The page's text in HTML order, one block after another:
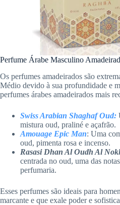
Perfume Árabe Masculino
Os perfumes amadeirados são
Médio devido à sua profundidade e
perfumes árabes amadeirados mais
Swiss Arabian Shaghaf Oud:
mistura oud, praliné e açafrão.
Amouage Epic Man: Uma
oud, pimenta rosa e incenso.
Rasasi Dhan Al Oudh Al
centrada no oud, uma das
perfumaria.
Esses perfumes são ideais para
marcante e que exale poder e